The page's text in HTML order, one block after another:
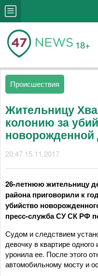
18+
Происшествия
Жительницу
колонию за
новорожденной
20:47 15.11.2017
26-летнюю жительницу
района приговорили к
убийство
пресс-служба СУ СК РФ
Судом и следствием
девочку в квартире
уронила ее. После этого
автомобильному мосту и